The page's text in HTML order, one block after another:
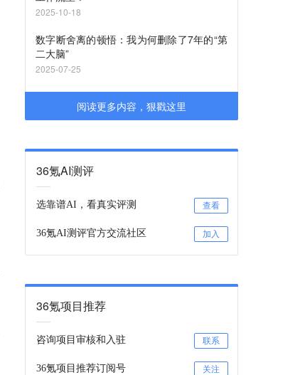
2025-10-18
数字断舍离的顿悟：我为何删除了7年的“第
二大脑”
2025-07-25
阅读更多内容，狠戳这里
36氪AI测评
选靠谱AI，看真实评测 查看
36氪AI测评官方交流社区 加入
36氪项目推荐
咨询项目审核和入驻 联系
36氪项目推荐订阅号 关注